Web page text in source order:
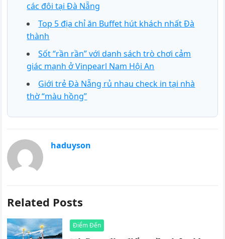
các đôi tại Đà Nẵng
Top 5 địa chỉ ăn Buffet hút khách nhất Đà
thành
Sốt “rần rần” với danh sách trò chơi cảm
giác mạnh ở Vinpearl Nam Hội An
Giới trẻ Đà Nẵng rủ nhau check in tại nhà
thờ “màu hồng”
haduyson
Related Posts
Điểm Đến